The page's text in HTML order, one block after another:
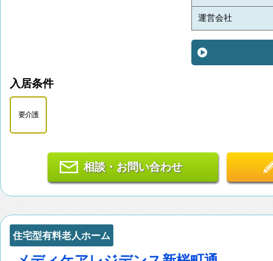
運営会社
入居条件
要介護
相談・お問い合わせ
住宅型有料老人ホーム